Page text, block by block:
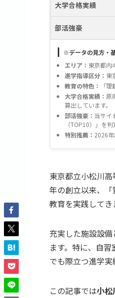
大学合格実績
部活強豪
※データの見方・
エリア： 東京都内
進学指導区分： 東
教育の特色：
「
大学合格実績： 原
算出しています。
部活強豪： 当サイ
（TOP10）」を判
特別推薦： 2026
東京都立小松川
年の創立以来、
教育を実践してき
充実した施設設
ます。特に、自
でも際立つ進学実
この記事では小松